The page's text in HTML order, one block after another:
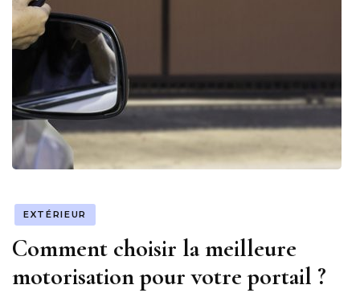
EXTÉRIEUR
Comment choisir la meilleure
motorisation pour votre portail ?